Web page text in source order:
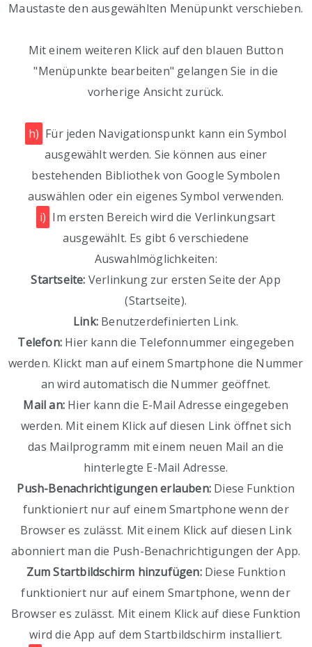
Maustaste den ausgewählten Menüpunkt verschieben.
Mit einem weiteren Klick auf den blauen Button
"Menüpunkte bearbeiten" gelangen Sie in die
vorherige Ansicht zurück.
h) Für jeden Navigationspunkt kann ein Symbol
ausgewählt werden. Sie können aus einer
bestehenden Bibliothek von Google Symbolen
auswählen oder ein eigenes Symbol verwenden.
i) Im ersten Bereich wird die Verlinkungsart
ausgewählt. Es gibt 6 verschiedene
Auswahlmöglichkeiten:
Startseite: Verlinkung zur ersten Seite der App
(Startseite).
Link: Benutzerdefinierten Link.
Telefon: Hier kann die Telefonnummer eingegeben
werden. Klickt man auf einem Smartphone die Nummer
an wird automatisch die Nummer geöffnet.
Mail an:Hier kann die E-Mail Adresse eingegeben
werden. Mit einem Klick auf diesen Link öffnet sich
das Mailprogramm mit einem neuen Mail an die
hinterlegte E-Mail Adresse.
Push-Benachrichtigungen erlauben:Diese Funktion
funktioniert nur auf einem Smartphone wenn der
Browser es zulässt. Mit einem Klick auf diesen Link
abonniert man die Push-Benachrichtigungen der App.
Zum Startbildschirm hinzufügen:Diese Funktion
funktioniert nur auf einem Smartphone, wenn der
Browser es zulässt. Mit einem Klick auf diese Funktion
wird die App auf dem Startbildschirm installiert.